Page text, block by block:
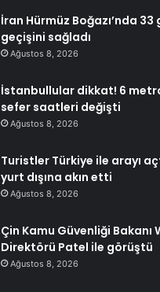
İran Hürmüz Boğazı’nda 33
geçişini sağladı
Ağustos 8, 2026
İstanbullular dikkat! 6
sefer saatleri değişti
Ağustos 8, 2026
Turistler Türkiye ile arayı
yurt dışına akın etti
Ağustos 8, 2026
Çin Kamu Güvenliği Bakanı
Direktörü Patel ile görüştü
Ağustos 8, 2026